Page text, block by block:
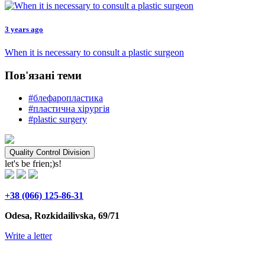
3 years ago
When it is necessary to consult a plastic surgeon
Пов'язані теми
#блефаропластика
#пластична хірургія
#plastic surgery
Quality Control Division
let's be frien;)s!
+38 (066) 125-86-31
Odesa, Rozkidailivska, 69/71
Write a letter